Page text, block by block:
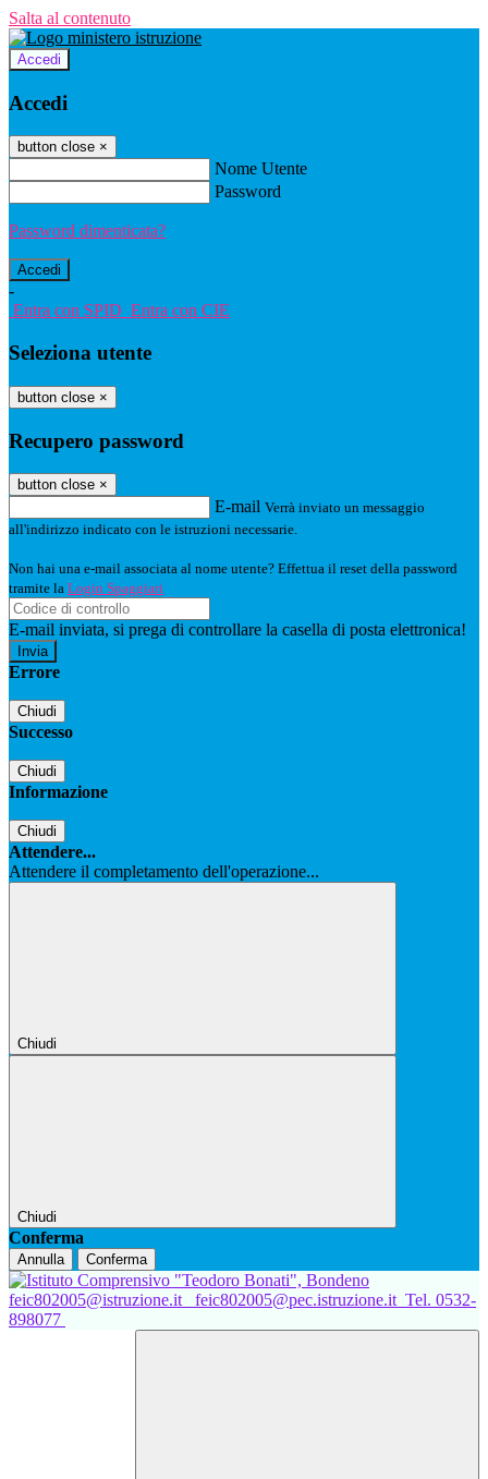
Salta al contenuto
Accedi
Accedi
button close ×
Nome Utente
Password
Password dimenticata?
-
Entra con SPID Entra con CIE
Seleziona utente
button close ×
Recupero password
button close ×
E-mail Verrà inviato un messaggio
all'indirizzo indicato con le istruzioni necessarie.
Non hai una e-mail associata al nome utente? Effettua il reset della password
tramite la Login Spaggiari
E-mail inviata, si prega di controllare la casella di posta elettronica!
Errore
Chiudi
Successo
Chiudi
Informazione
Chiudi
Attendere...
Attendere il completamento dell'operazione...
Chiudi
Chiudi
Conferma
Annulla Conferma
feic802005@istruzione.it feic802005@pec.istruzione.it Tel. 0532-
898077